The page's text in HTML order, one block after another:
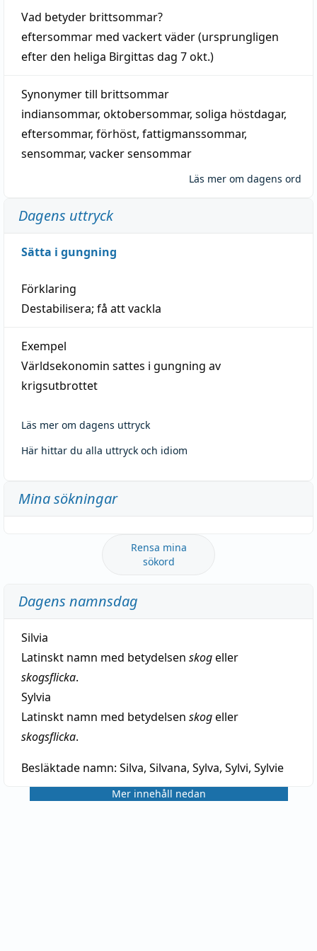
Vad betyder brittsommar?
eftersommar med vackertväder(ursprungligen
efter den heliga Birgittas dag 7 okt.)
Synonymer till brittsommar
indiansommar, oktobersommar, soliga höstdagar,
eftersommar, förhöst, fattigmanssommar,
sensommar, vacker sensommar
Läs mer om dagens ord
Dagens uttryck
Sätta i gungning
Förklaring
Destabilisera; få att vackla
Exempel
Världsekonomin sattes i gungning av
krigsutbrottet
Läs mer om dagens uttryck
Här hittar du alla uttryck och idiom
Mina sökningar
Rensa mina
sökord
Dagens namnsdag
Silvia
Latinskt namn med betydelsen skogeller
skogsflicka.
Sylvia
Latinskt namn med betydelsen skogeller
skogsflicka.
Besläktade namn: Silva, Silvana, Sylva, Sylvi, Sylvie
Mer innehåll nedan